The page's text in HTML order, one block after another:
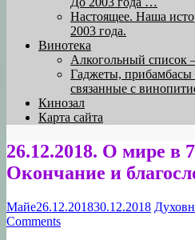
Настоящее. Наша
2003 года.
Винотека
Алкогольный
Гаджеты,
связанные с
Кинозал
Карта сайта
26.12.2018. О мире в
Окончание и
Майе26.12.201830.12.2018
Comments